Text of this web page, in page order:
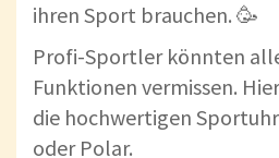
ihren Sport brauchen. 🥳
Profi-Sportler könnten
Funktionen vermissen.
die hochwertigen
oder Polar.